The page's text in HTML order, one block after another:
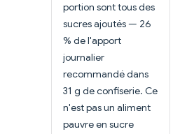
portion sont tous des
sucres ajoutés — 26
% de l'apport
journalier
recommandé dans
31 g de confiserie. Ce
n'est pas un aliment
pauvre en sucre